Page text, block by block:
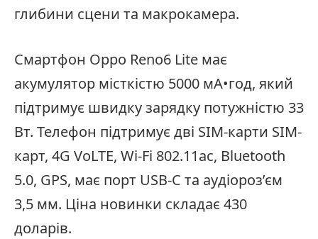
глибини сцени та макрокамера.
Смартфон Oppo Reno6 Lite має
акумулятор місткістю 5000 мА•год, який
підтримує швидку зарядку потужністю 33
Вт. Телефон підтримує дві SIM-карти SIM-
карт, 4G VoLTE, Wi-Fi 802.11ac, Bluetooth
5.0, GPS, має порт USB-C та аудіороз’єм
3,5 мм. Ціна новинки складає 430
доларів.